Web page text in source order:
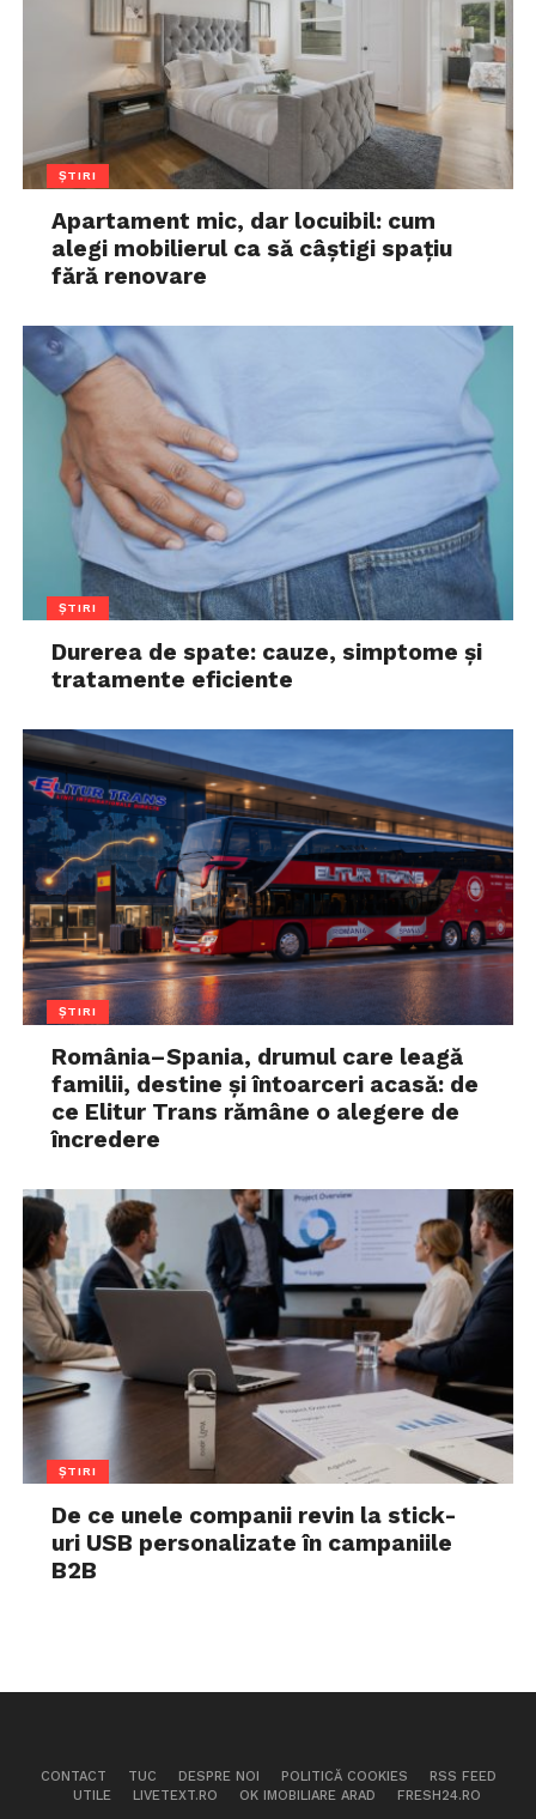
ȘTIRI
Apartament mic, dar locuibil: cum
alegi mobilierul ca să câștigi spațiu
fără renovare
ȘTIRI
Durerea de spate: cauze, simptome și
tratamente eficiente
ȘTIRI
România–Spania, drumul care leagă
familii, destine și întoarceri acasă: de
ce Elitur Trans rămâne o alegere de
încredere
ȘTIRI
De ce unele companii revin la stick-
uri USB personalizate în campaniile
B2B
CONTACT TUC DESPRE NOI POLITICĂ COOKIES
RSS FEED
UTILE
LIVETEXT.RO OK IMOBILIARE ARAD FRESH24.RO